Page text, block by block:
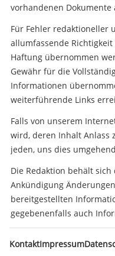
vorhandenen
Für Fehler redaktioneller
allumfassende
Haftung übernommen
Gewähr für die
Informationen
weiterführende Links
Falls von unserem
wird, deren Inhalt Anlass
jeden, uns dies
Die Redaktion behält
Ankündigung
bereitgestellten
gegebenenfalls auch
überspringen
KontaktImpressum